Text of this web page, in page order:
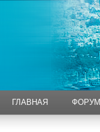
ГЛАВНАЯ ФОРУМ